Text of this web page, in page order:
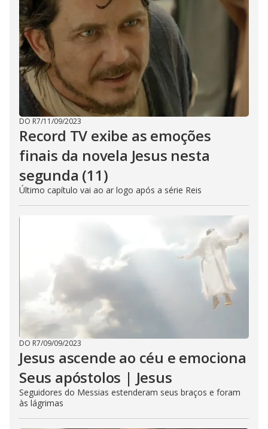
DO R7/11/09/2023
Record TV exibe as emoções
finais da novela Jesus nesta
segunda (11)
Último capítulo vai ao ar logo após a série Reis
DO R7/09/09/2023
Jesus ascende ao céu e emociona
Seus apóstolos | Jesus
Seguidores do Messias estenderam seus braços e foram
às lágrimas